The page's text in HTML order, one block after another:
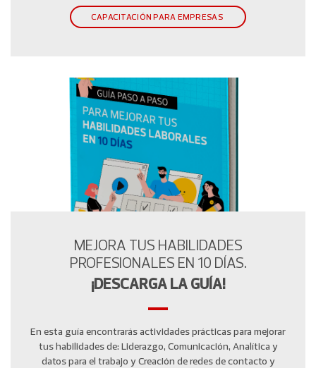
CAPACITACIÓN PARA EMPRESAS
MEJORA TUS HABILIDADES
PROFESIONALES EN 10 DÍAS.
¡DESCARGA LA GUÍA!
En esta guía encontrarás actividades prácticas para mejorar
tus habilidades de: Liderazgo, Comunicación, Analítica y
datos para el trabajo y Creación de redes de contacto y